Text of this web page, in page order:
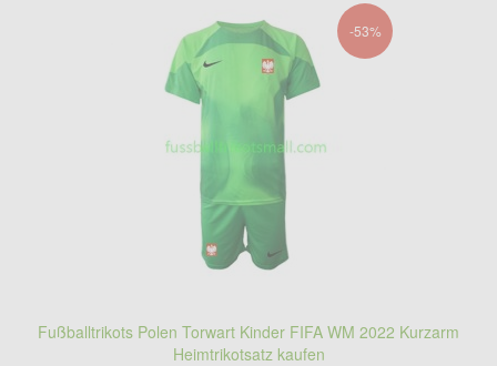
-53%
Fußballtrikots Polen Torwart Kinder FIFA WM 2022 Kurzarm
Heimtrikotsatz kaufen